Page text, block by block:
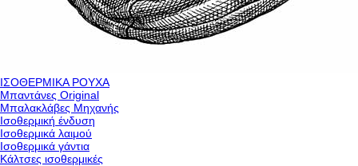
ΙΣΟΘΕΡΜΙΚΑ ΡΟΥΧΑ
Μπαντάνες Original
Μπαλακλάβες Μηχανής
Ισοθερμική ένδυση
Ισοθερμικά λαιμού
Ισοθερμικά γάντια
Κάλτσες ισοθερμικές